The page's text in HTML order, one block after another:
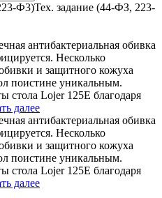
Ф3)Тех. задание (44-ФЗ, 223-
антибактериальная обивка
Несколько
и защитного кожуха
поистине уникальным.
стола Lojer 125E благодаря
далее
антибактериальная обивка
Несколько
и защитного кожуха
поистине уникальным.
стола Lojer 125E благодаря
далее